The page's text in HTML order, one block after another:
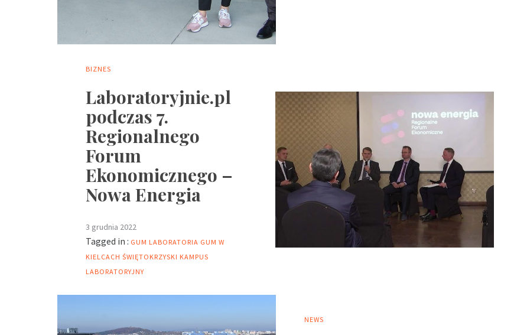
BIZNES
Laboratoryjnie.pl
podczas 7.
Regionalnego
Forum
Ekonomicznego –
Nowa Energia
3 grudnia 2022
Tagged in : GUM LABORATORIA GUM W
KIELCACH ŚWIĘTOKRZYSKI KAMPUS
LABORATORYJNY
NEWS